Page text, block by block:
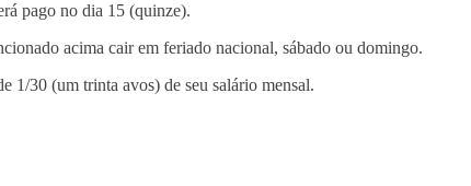
pago no dia 15 (quinze).
acima cair em feriado nacional, sábado ou domingo.
1/30 (um trinta avos) de seu salário mensal.